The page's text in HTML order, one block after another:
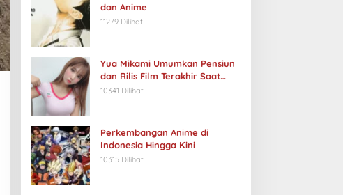
dan Anime
11279 Dilihat
Yua Mikami Umumkan Pensiun
dan Rilis Film Terakhir Saat
Ulang Tahun
10341 Dilihat
Perkembangan Anime di
Indonesia Hingga Kini
10315 Dilihat